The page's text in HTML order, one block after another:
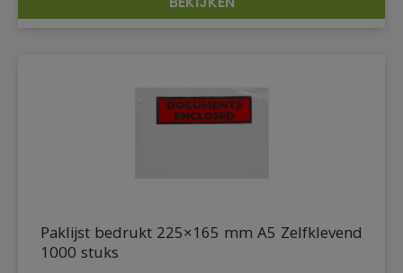
DETAILS
Paklijst bedrukt 225×165 mm A5 Zelfklevend
1000 stuks